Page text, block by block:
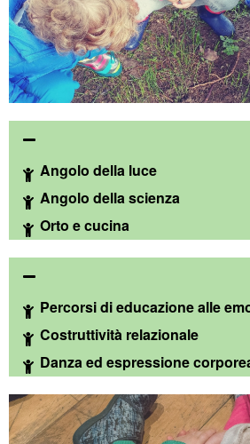
Angolo della luce
Angolo della scienza
Orto e cucina
Percorsi di educazione alle
Costruttività relazionale
Danza ed espressione